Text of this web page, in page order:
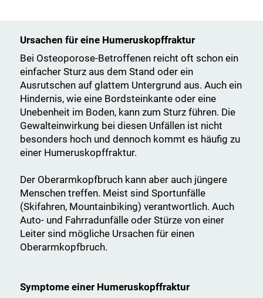
Ursachen für eine Humeruskopffraktur
Bei Osteoporose-Betroffenen reicht oft schon ein
einfacher Sturz aus dem Stand oder ein
Ausrutschen auf glattem Untergrund aus. Auch ein
Hindernis, wie eine Bordsteinkante oder eine
Unebenheit im Boden, kann zum Sturz führen. Die
Gewalteinwirkung bei diesen Unfällen ist nicht
besonders hoch und dennoch kommt es häufig zu
einer Humeruskopffraktur.
Der Oberarmkopfbruch kann aber auch jüngere
Menschen treffen. Meist sind Sportunfälle
(Skifahren, Mountainbiking) verantwortlich. Auch
Auto- und Fahrradunfälle oder Stürze von einer
Leiter sind mögliche Ursachen für einen
Oberarmkopfbruch.
Symptome einer Humeruskopffraktur